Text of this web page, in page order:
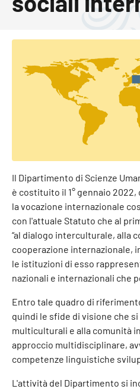
Il Dipartimento di Scienze
è costituito il 1° gennaio
la vocazione internazionale
con l'attuale Statuto che al
“al dialogo interculturale, alla
cooperazione internazionale,
le istituzioni di esso
nazionali e internazionali che
Entro tale quadro di
quindi le sfide di visione che
multiculturali e alla comunità
approccio multidisciplinare,
competenze linguistiche
L'attività del Dipartimento si